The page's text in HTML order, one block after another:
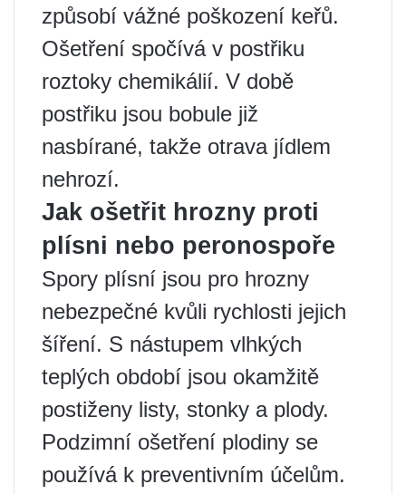
způsobí vážné poškození keřů.
Ošetření spočívá v postřiku
roztoky chemikálií. V době
postřiku jsou bobule již
nasbírané, takže otrava jídlem
nehrozí.
Jak ošetřit hrozny proti
plísni nebo peronospoře
Spory plísní jsou pro hrozny
nebezpečné kvůli rychlosti jejich
šíření. S nástupem vlhkých
teplých období jsou okamžitě
postiženy listy, stonky a plody.
Podzimní ošetření plodiny se
používá k preventivním účelům.